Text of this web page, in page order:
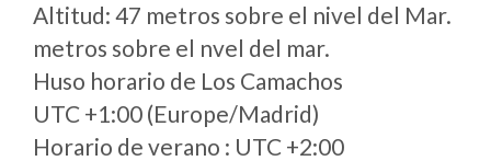
Altitud: 47 metros sobre el nivel del Mar.
metros sobre el nvel del mar.
Huso horario de Los Camachos
UTC +1:00 (Europe/Madrid)
Horario de verano : UTC +2:00